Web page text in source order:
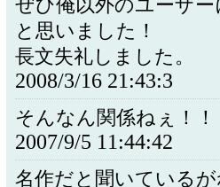
ぜひ俺以外のユーザ
と思いました！
長文失礼しました。
2008/3/16 21:43:3
そんなん関係ねぇ！！
2007/9/5 11:44:42
名作だと聞いているが